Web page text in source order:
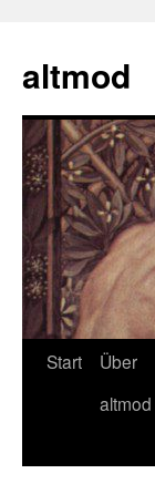
springen
altmod
Start
Über
altmod